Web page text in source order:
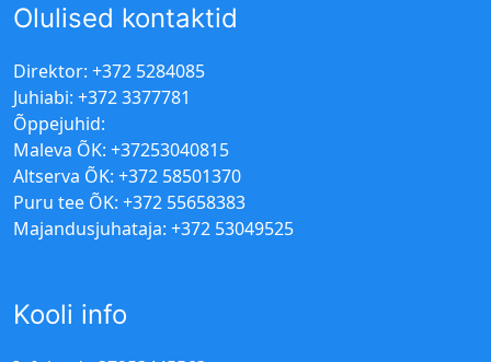
Olulised kontaktid
Direktor: +372 5284085
Juhiabi: +372 3377781
Õppejuhid:
Maleva ÕK: +37253040815
Altserva ÕK: +372 58501370
Puru tee ÕK: +372 55658383
Majandusjuhataja: +372 53049525
Kooli info